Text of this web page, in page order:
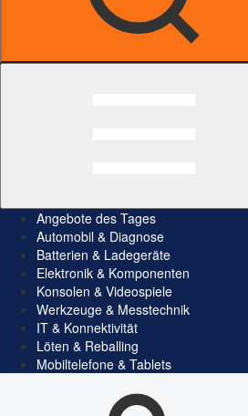
Angebote des Tages
Automobil & Diagnose
Batterien & Ladegeräte
Elektronik & Komponenten
Konsolen & Videospiele
Werkzeuge & Messtechnik
IT & Konnektivität
Löten & Reballing
Mobiltelefone & Tablets